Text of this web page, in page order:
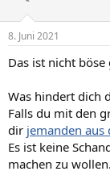
8. Juni 2021
Das ist nicht böse
Was hindert dich
Falls du mit den
dir jemanden aus
Es ist keine
machen zu